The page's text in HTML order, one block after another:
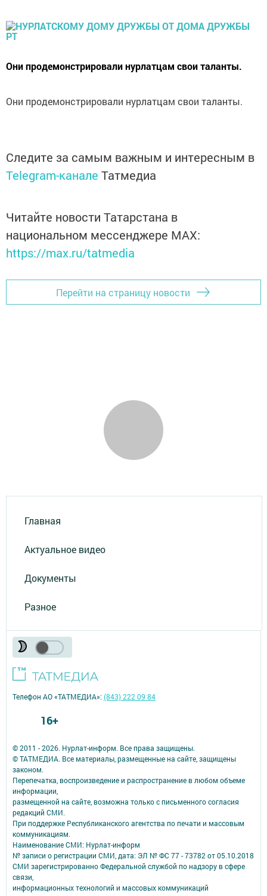
Они продемонстрировали нурлатцам свои таланты.
Они продемонстрировали нурлатцам свои таланты.
Следите за самым важным и интересным в
Telegram-канале Татмедиа
Читайте новости Татарстана в
национальном мессенджере MАХ:
https://max.ru/tatmedia
Перейти на страницу новости
Главная
Актуальное видео
Документы
Разное
© 2011 - 2026. Нурлат-⁠информ. Все права защищены.
© ТАТМЕДИА. Все материалы, размещенные на сайте, защищены
законом.
Перепечатка, воспроизведение и распространение в любом объеме
информации,
размещенной на сайте, возможна только с письменного согласия
редакций СМИ.
При поддержке Республиканского агентства по печати и массовым
коммуникациям.
Наименование СМИ: Нурлат-⁠информ
№ записи о регистрации СМИ, дата: ЭЛ № ФС 77 -⁠ 73782 от 05.10.2018
СМИ зарегистрированно Федеральной службой по надзору в сфере
связи,
информационных технологий и массовых коммуникаций
Телефон АО «ТАТМЕДИА»:(843) 222 09 84
16+